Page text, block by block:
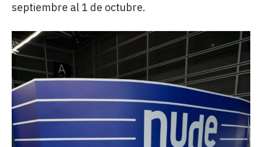
septiembre al 1 de octubre.